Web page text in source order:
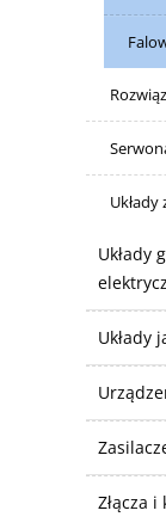
Układy
Układy
Złącza